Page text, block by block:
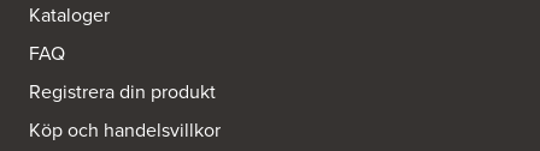
Beijer Byggmat Norrtälje
761 41 Norrtälje
Tel.: 752412900
Kataloger
FAQ
Registrera din produkt
Köp och handelsvillkor